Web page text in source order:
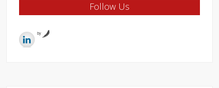
Follow Us
by